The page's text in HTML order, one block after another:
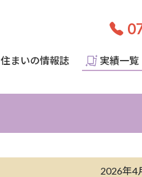
住まいの情報誌 実績一覧
2026年4